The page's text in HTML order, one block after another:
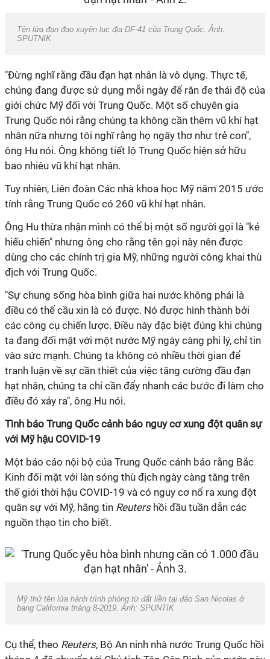
Tên lửa đạn đạo xuyên lục địa DF-41 của Trung Quốc. Ảnh:
SPUTNIK
"Đừng nghĩ rằng đầu đạn hạt nhân là vô dụng. Thực tế,
chúng đang được sử dụng mỗi ngày để răn đe thái độ của
giới chức Mỹ đối với Trung Quốc. Một số chuyên gia
Trung Quốc nói rằng chúng ta không cần thêm vũ khí hạt
nhân nữa nhưng tôi nghĩ rằng họ ngây thơ như trẻ con",
ông Hu nói. Ông không tiết lộ Trung Quốc hiện sở hữu
bao nhiêu vũ khí hạt nhân.
Tuy nhiên, Liên đoàn Các nhà khoa học Mỹ năm 2015 ước
tính rằng Trung Quốc có 260 vũ khí hạt nhân.
Ông Hu thừa nhận mình có thể bị một số người gọi là "kẻ
hiếu chiến" nhưng ông cho rằng tên gọi này nên được
dùng cho các chính trị gia Mỹ, những người công khai thù
địch với Trung Quốc.
"Sự chung sống hòa bình giữa hai nước không phải là
điều có thể cầu xin là có được. Nó được hình thành bởi
các công cụ chiến lược. Điều này đặc biệt đúng khi chúng
ta đang đối mặt với một nước Mỹ ngày càng phi lý, chỉ tin
vào sức mạnh. Chúng ta không có nhiều thời gian để
tranh luận về sự cần thiết của việc tăng cường đầu đạn
hạt nhân, chúng ta chỉ cần đẩy nhanh các bước đi làm cho
điều đó xảy ra", ông Hu nói.
Tình báo Trung Quốc cảnh báo nguy cơ xung đột quân sự
với Mỹ hậu COVID-19
Một báo cáo nội bộ của Trung Quốc cảnh báo rằng Bắc
Kinh đối mặt với làn sóng thù địch ngày càng tăng trên
thế giới thời hậu COVID-19 và có nguy cơ nổ ra xung đột
quân sự với Mỹ, hãng tin Reuters hồi đầu tuần dẫn các
nguồn thạo tin cho biết.
Mỹ thử tên lửa hành trình phóng từ đất liền tại đảo San Nicolas ở
bang California tháng 8-2019. Ảnh: SPUNTIK
Cụ thể, theo Reuters, Bộ An ninh nhà nước Trung Quốc hồi